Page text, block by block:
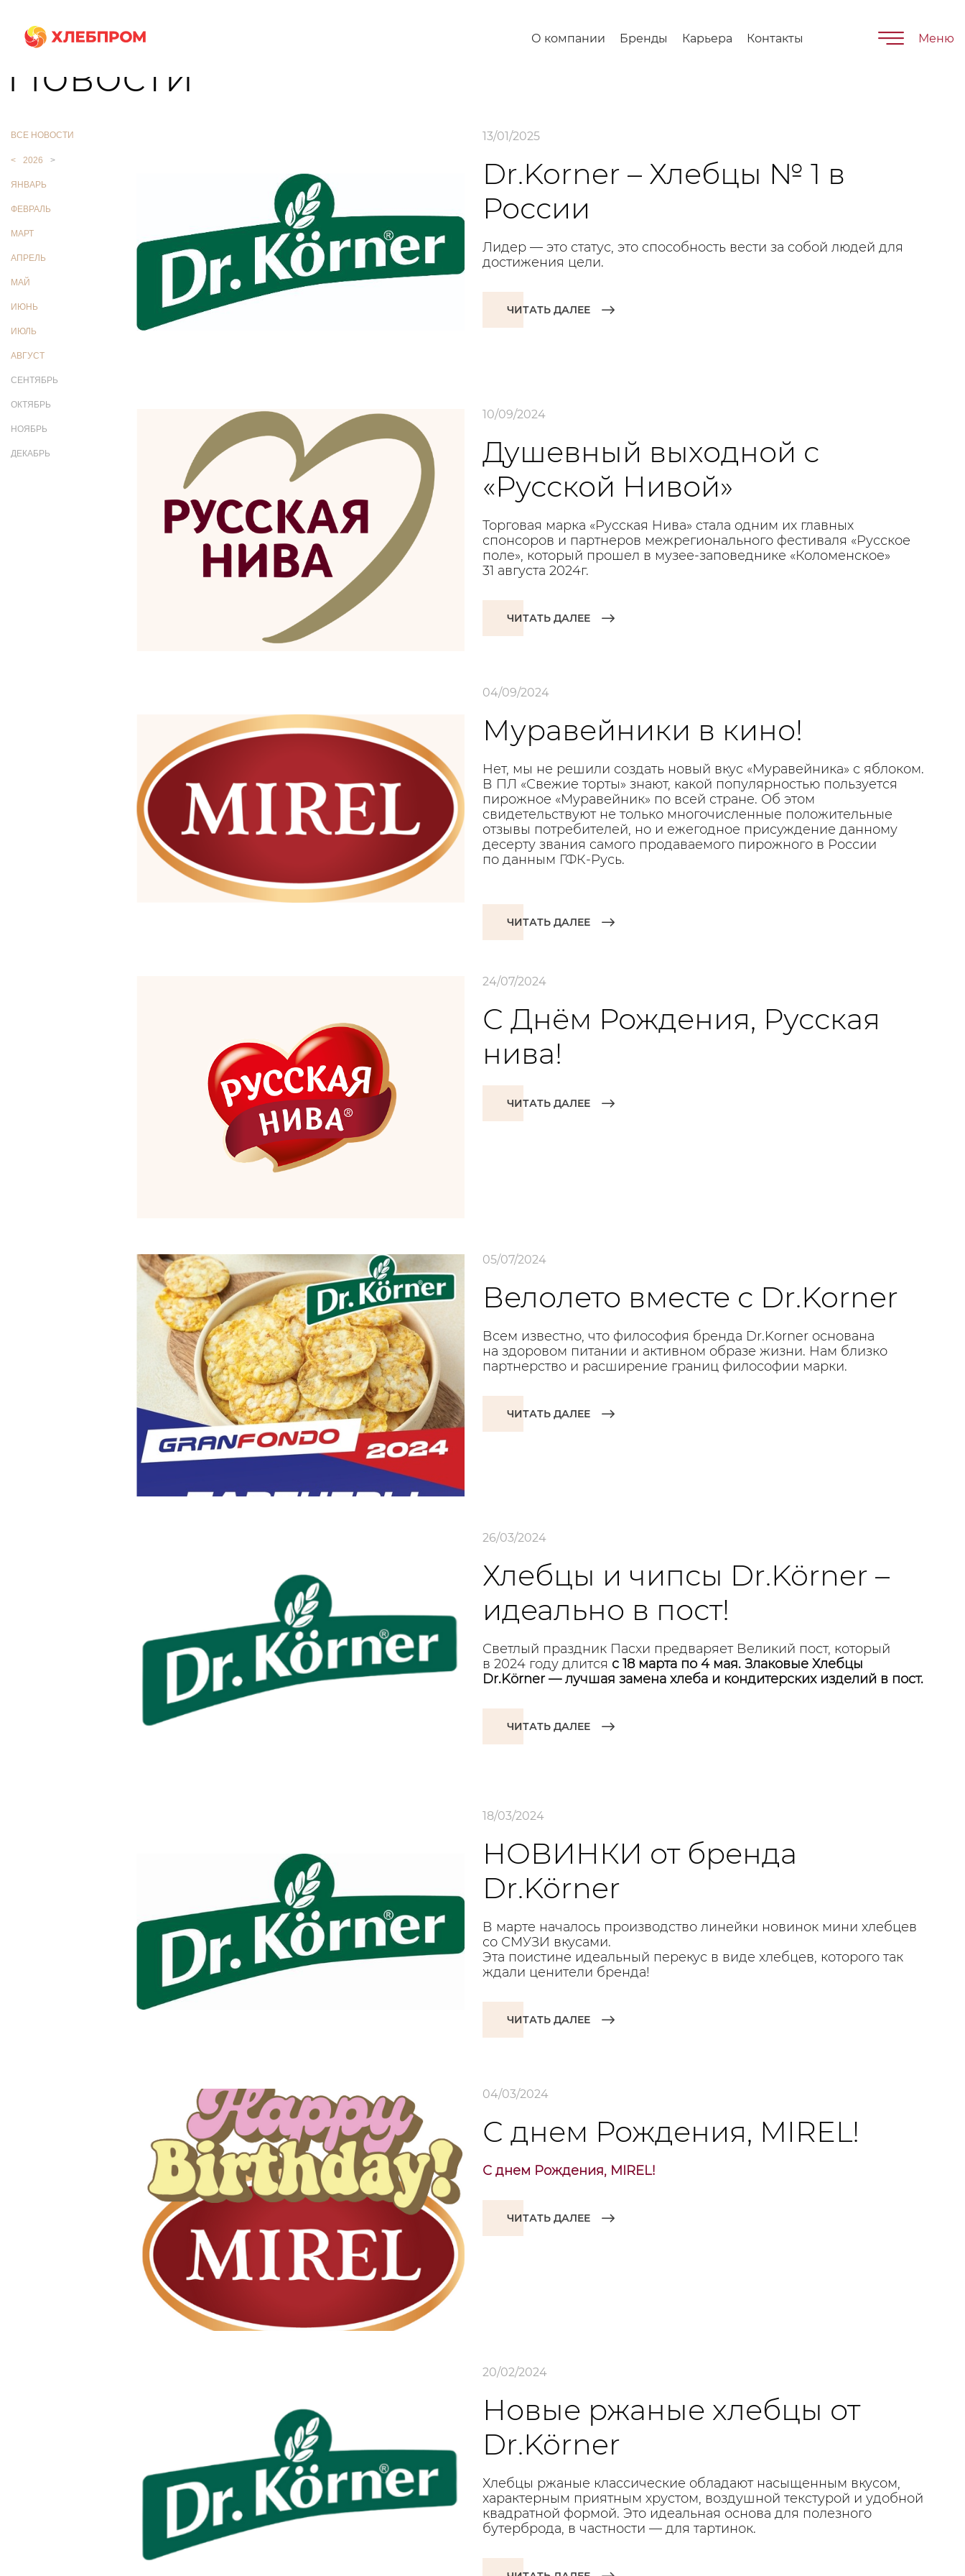
О компании Бренды Карьера Контакты Меню
Главная О компании Новости
Новости
ВСЕ НОВОСТИ
< 2026 >
ЯНВАРЬ
ФЕВРАЛЬ
МАРТ
АПРЕЛЬ
МАЙ
ИЮНЬ
ИЮЛЬ
АВГУСТ
СЕНТЯБРЬ
ОКТЯБРЬ
НОЯБРЬ
ДЕКАБРЬ
13/01/2025
Dr.Korner – Хлебцы № 1 в
России
Лидер — это статус, это способность вести за собой людей для
достижения цели.
ЧИТАТЬ ДАЛЕЕ
10/09/2024
Душевный выходной с
«Русской Нивой»
Торговая марка «Русская Нива» стала одним их главных
спонсоров и партнеров межрегионального фестиваля «Русское
поле», который прошел в музее-заповеднике «Коломенское»
31 августа 2024г.
ЧИТАТЬ ДАЛЕЕ
04/09/2024
Муравейники в кино!
Нет, мы не решили создать новый вкус «Муравейника» с яблоком.
В ПЛ «Свежие торты» знают, какой популярностью пользуется
пирожное «Муравейник» по всей стране. Об этом
свидетельствуют не только многочисленные положительные
отзывы потребителей, но и ежегодное присуждение данному
десерту звания самого продаваемого пирожного в России
по данным ГФК-Русь.
ЧИТАТЬ ДАЛЕЕ
24/07/2024
С Днём Рождения, Русская
нива!
ЧИТАТЬ ДАЛЕЕ
05/07/2024
Велолето вместе с Dr.Korner
Всем известно, что философия бренда Dr.Korner основана
на здоровом питании и активном образе жизни. Нам близко
партнерство и расширение границ философии марки.
ЧИТАТЬ ДАЛЕЕ
26/03/2024
Хлебцы и чипсы Dr.Körner –
идеально в пост!
Светлый праздник Пасхи предваряет Великий пост, который
в 2024 году длится с 18 марта по 4 мая. Злаковые Хлебцы
Dr.Körner — лучшая замена хлеба и кондитерских изделий в пост.
ЧИТАТЬ ДАЛЕЕ
18/03/2024
НОВИНКИ от бренда
Dr.Körner
В марте началось производство линейки новинок мини хлебцев
со СМУЗИ вкусами.
Эта поистине идеальный перекус в виде хлебцев, которого так
ждали ценители бренда!
ЧИТАТЬ ДАЛЕЕ
04/03/2024
С днем Рождения, MIREL!
С днем Рождения, MIREL!
ЧИТАТЬ ДАЛЕЕ
20/02/2024
Новые ржаные хлебцы от
Dr.Körner
Хлебцы ржаные классические обладают насыщенным вкусом,
характерным приятным хрустом, воздушной текстурой и удобной
квадратной формой. Это идеальная основа для полезного
бутерброда, в частности — для тартинок.